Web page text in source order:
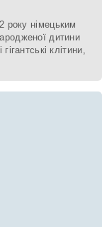
року німецьким
дитини
клітини,